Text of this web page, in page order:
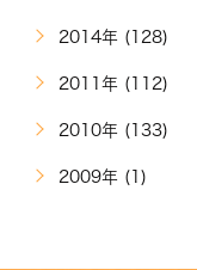
2014年 (128)
2011年 (112)
2010年 (133)
2009年 (1)